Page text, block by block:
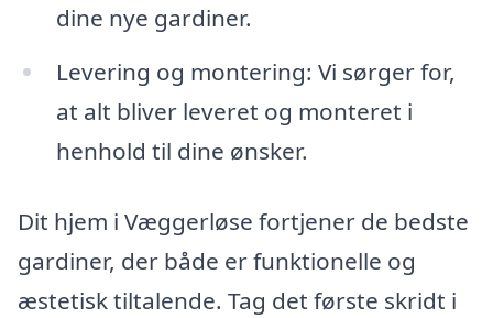
dine nye gardiner.
Levering og montering: Vi sørger for,
at alt bliver leveret og monteret i
henhold til dine ønsker.
Dit hjem i Væggerløse fortjener de bedste
gardiner, der både er funktionelle og
æstetisk tiltalende. Tag det første skridt i